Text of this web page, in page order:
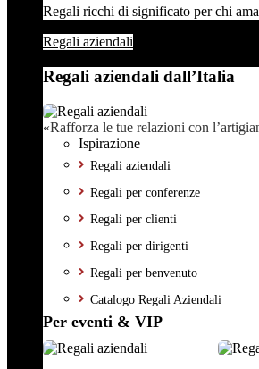
Regali ricchi di significato per chi
Regali aziendali
Regali aziendali dall’Italia
«Rafforza le tue relazioni con
Ispirazione
Regali aziendali
Regali per conferenze
Regali per clienti
Regali per dirigenti
Regali per benvenuto
Catalogo Regali Aziendali
Per eventi & VIP